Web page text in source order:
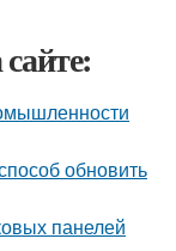
обновить
панелей